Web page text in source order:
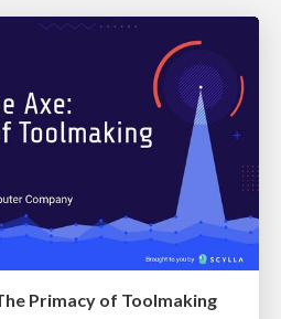
Primacy of Toolmaking